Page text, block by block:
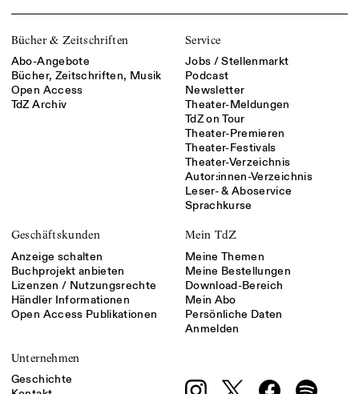
Bücher & Zeitschriften
Abo-Angebote
Bücher, Zeitschriften, Musik
Open Access
TdZ Archiv
Service
Jobs / Stellenmarkt
Podcast
Newsletter
Theater-Meldungen
TdZ on Tour
Theater-Premieren
Theater-Festivals
Theater-Verzeichnis
Autor:innen-Verzeichnis
Leser- & Aboservice
Sprachkurse
Geschäftskunden
Anzeige schalten
Buchprojekt anbieten
Lizenzen / Nutzungsrechte
Händler Informationen
Open Access Publikationen
Mein TdZ
Meine Themen
Meine Bestellungen
Download-Bereich
Mein Abo
Persönliche Daten
Anmelden
Unternehmen
Geschichte